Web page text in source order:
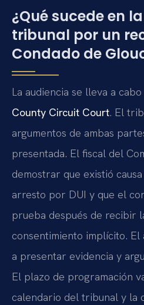
¿Qué sucede en
tribunal por un
Condado de
La audiencia se lleva a
County Circuit Court. El
argumentos de ambas
presentada. El fiscal del
demostrar que existió
arresto por DUI y que el
prueba después de recibir
consentimiento implícito. El
a presentar evidencia y
El plazo de programación
calendario del tribunal y la